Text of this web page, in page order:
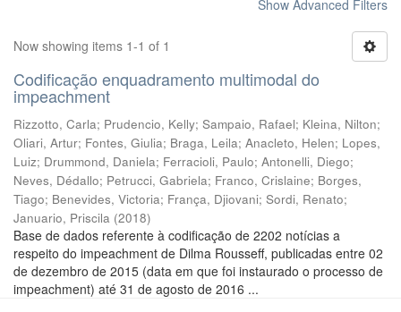
Show Advanced Filters
Now showing items 1-1 of 1
Codificação enquadramento multimodal do
impeachment
Rizzotto, Carla; Prudencio, Kelly; Sampaio, Rafael; Kleina, Nilton;
Oliari, Artur; Fontes, Giulia; Braga, Leila; Anacleto, Helen; Lopes,
Luiz; Drummond, Daniela; Ferracioli, Paulo; Antonelli, Diego;
Neves, Dédallo; Petrucci, Gabriela; Franco, Crislaine; Borges,
Tiago; Benevides, Victoria; França, Djiovani; Sordi, Renato;
Januario, Priscila (2018)
Base de dados referente à codificação de 2202 notícias a
respeito do impeachment de Dilma Rousseff, publicadas entre 02
de dezembro de 2015 (data em que foi instaurado o processo de
impeachment) até 31 de agosto de 2016 ...